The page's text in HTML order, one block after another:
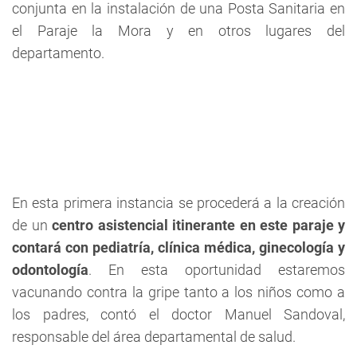
conjunta en la instalación de una Posta Sanitaria en
el Paraje la Mora y en otros lugares del
departamento.
En esta primera instancia se procederá a la creación
de un centro asistencial itinerante en este paraje y
contará con pediatría, clínica médica, ginecología y
odontología. En esta oportunidad estaremos
vacunando contra la gripe tanto a los niños como a
los padres, contó el doctor Manuel Sandoval,
responsable del área departamental de salud.